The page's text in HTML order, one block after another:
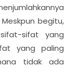
begitu,
sifat yang
yang paling
tidak ada